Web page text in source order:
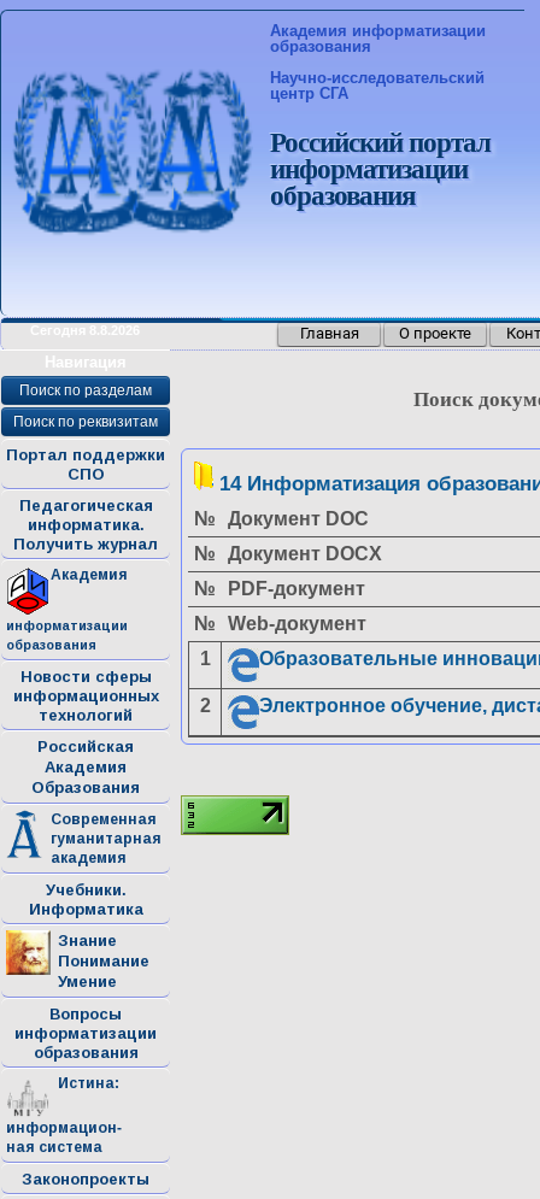
Академия информатизации
образования
Научно-исследовательский
центр СГА
Российский портал
информатизации
образования
Сегодня 8.8.2026 Главная О проекте
Навигация
Поиск по разделам
Поиск по реквизитам
Портал поддержки
СПО
Педагогическая
информатика.
Получить журнал
Академия
информатизации
образования
Новости сферы
информационных
технологий
Российская
Академия
Образования
Современная
гуманитарная
академия
Учебники.
Информатика
Знание
Понимание
Умение
Вопросы
информатизации
образования
Истина:
информацион-
ная система
Законопроекты
Поиск
14 Информатизация
№
Документ DOC
№
Документ DOCX
№
PDF-документ
№
Web-документ
1
Образовательные
2 Электронное обучение,